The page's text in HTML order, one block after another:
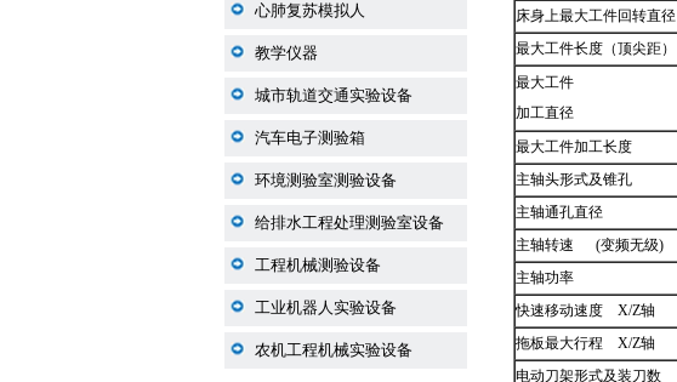
心肺复苏模拟人
教学仪器
城市轨道交通实验设备
汽车电子测验箱
环境测验室测验设备
给排水工程处理测验室设备
工程机械测验设备
工业机器人实验设备
农机工程机械实验设备
床身上最大工件回转直径
最大工件长度（顶尖距）
最大工件
加工直径
最大工件加工长度
主轴头形式及锥孔
主轴通孔直径
主轴转速 (变频无级)
主轴功率
快速移动速度 X/Z轴
拖板最大行程 X/Z轴
电动刀架形式及装刀数